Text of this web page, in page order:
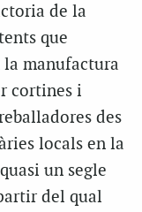
de la
que
manufactura
cortines i
des
locals en la
un segle
del qual